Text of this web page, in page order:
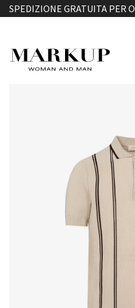
SPEDIZIONE GRATUITA PER